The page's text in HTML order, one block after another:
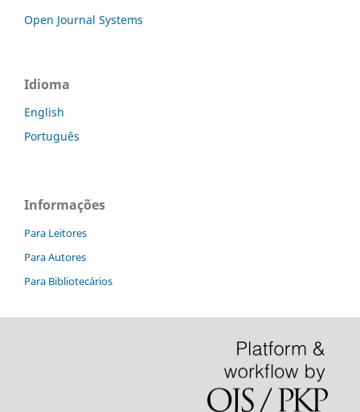
Open Journal Systems
Idioma
English
Português
Informações
Para Leitores
Para Autores
Para Bibliotecários